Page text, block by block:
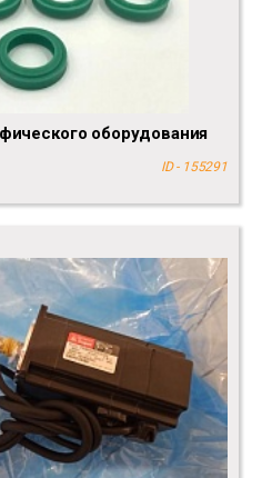
оборудования
ID - 155291